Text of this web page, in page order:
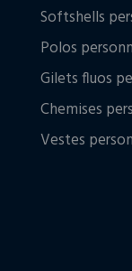
Softshells
Polos
Gilets fluos
Chemises
Vestes